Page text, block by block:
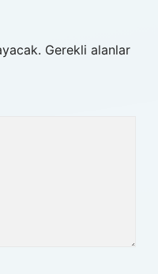
Gerekli alanlar